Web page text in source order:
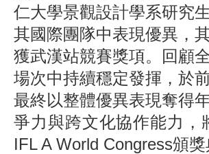
仁大學景觀設計學系研究
其國際團隊中表現優異，
獲武漢站競賽獎項。回顧
場次中持續穩定發揮，於
最終以整體優異表現奪得
爭力與跨文化協作能力，
IFL A World Congress頒